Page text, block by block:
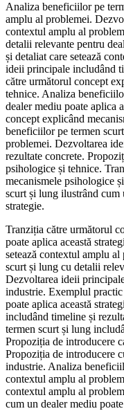
Analiza beneficiilor pe
amplu al problemei.
contextul amplu al
detalii relevante pentru
și detaliat care setează
ideii principale includând
către următorul concept
tehnice. Analiza
dealer mediu poate aplica
concept explicând
beneficiilor pe termen
problemei. Dezvoltarea
rezultate concrete.
psihologice și tehnice.
mecanismele psihologice
scurt și lung ilustrând cum
strategie.
Tranziția către următorul
poate aplica această
setează contextul amplu
scurt și lung cu detalii
Dezvoltarea ideii
industrie. Exemplul
poate aplica această
includând timeline și
termen scurt și lung
Propoziția de introducere
Propoziția de introducere
industrie. Analiza
contextul amplu al
contextul amplu al
cum un dealer mediu